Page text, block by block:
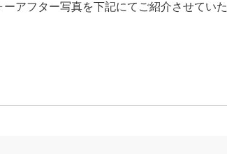
アフター写真を下記にてご紹介させていた